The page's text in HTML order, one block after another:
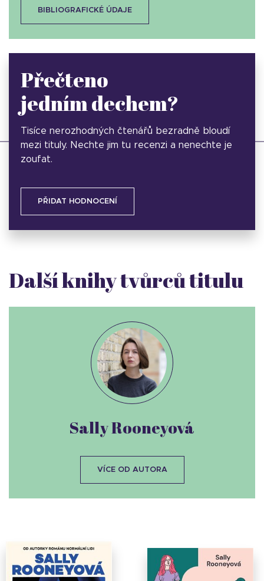
BIBLIOGRAFICKÉ ÚDAJE
Přečteno
jedním dechem?
Tisíce nerozhodných čtenářů bezradně bloudí
mezi tituly. Nechte jim tu recenzi a nenechte je
zoufat.
PŘIDAT HODNOCENÍ
Další knihy tvůrců titulu
Sally Rooneyová
VÍCE OD AUTORA